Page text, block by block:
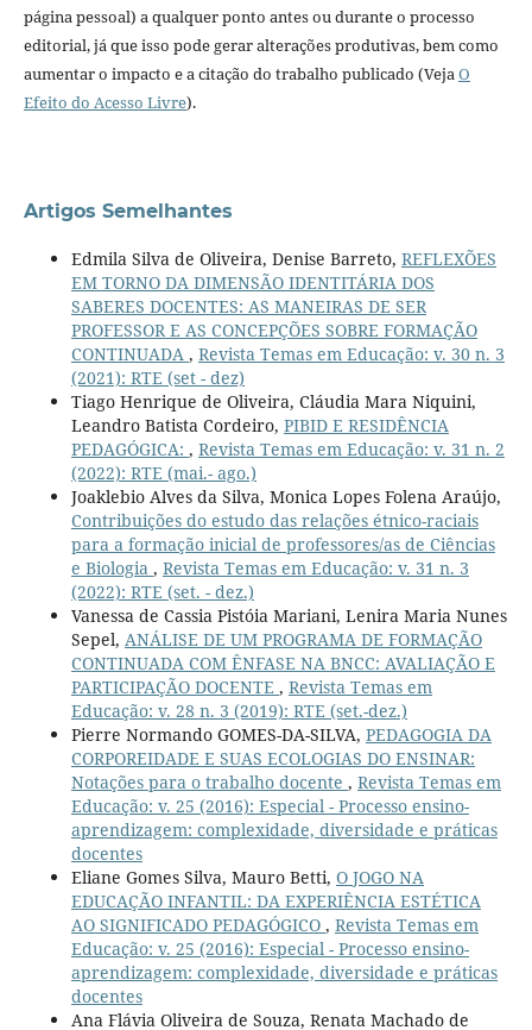
página pessoal) a qualquer ponto antes ou durante o processo
editorial, já que isso pode gerar alterações produtivas, bem como
aumentar o impacto e a citação do trabalho publicado (VejaO
Efeito do Acesso Livre).
Artigos Semelhantes
Edmila Silva de Oliveira, Denise Barreto, REFLEXÕES
EM TORNO DA DIMENSÃO IDENTITÁRIA DOS
SABERES DOCENTES: AS MANEIRAS DE SER
PROFESSOR E AS CONCEPÇÕES SOBRE FORMAÇÃO
CONTINUADA , Revista Temas em Educação: v. 30 n. 3
(2021): RTE (set - dez)
Tiago Henrique de Oliveira, Cláudia Mara Niquini,
Leandro Batista Cordeiro, PIBID E RESIDÊNCIA
PEDAGÓGICA: , Revista Temas em Educação: v. 31 n. 2
(2022): RTE (mai.- ago.)
Joaklebio Alves da Silva, Monica Lopes Folena Araújo,
Contribuições do estudo das relações étnico-raciais
para a formação inicial de professores/as de Ciências
e Biologia , Revista Temas em Educação: v. 31 n. 3
(2022): RTE (set. - dez.)
Vanessa de Cassia Pistóia Mariani, Lenira Maria Nunes
Sepel, ANÁLISE DE UM PROGRAMA DE FORMAÇÃO
CONTINUADA COM ÊNFASE NA BNCC: AVALIAÇÃO E
PARTICIPAÇÃO DOCENTE , Revista Temas em
Educação: v. 28 n. 3 (2019): RTE (set.-dez.)
Pierre Normando GOMES-DA-SILVA, PEDAGOGIA DA
CORPOREIDADE E SUAS ECOLOGIAS DO ENSINAR:
Notações para o trabalho docente , Revista Temas em
Educação: v. 25 (2016): Especial - Processo ensino-
aprendizagem: complexidade, diversidade e práticas
docentes
Eliane Gomes Silva, Mauro Betti, O JOGO NA
EDUCAÇÃO INFANTIL: DA EXPERIÊNCIA ESTÉTICA
AO SIGNIFICADO PEDAGÓGICO , Revista Temas em
Educação: v. 25 (2016): Especial - Processo ensino-
aprendizagem: complexidade, diversidade e práticas
docentes
Ana Flávia Oliveira de Souza, Renata Machado de